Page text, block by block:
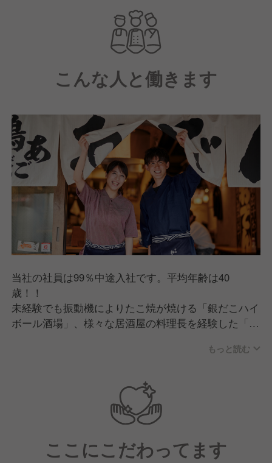
専門店ならではの「調理技術」「カウンター接客」な
どチェーン店だけど「個人店の集合体」となっており
こんな人と働きます
当社の社員は99％中途入社です。平均年齢は40
歳！！
未経験でも振動機によりたこ焼が焼ける「銀だこハイ
ボール酒場」、様々な居酒屋の料理長を経験した「お
処」「日本再生酒場」など色々な経験者が在籍！色々
もっと読む
ここにこだわってます